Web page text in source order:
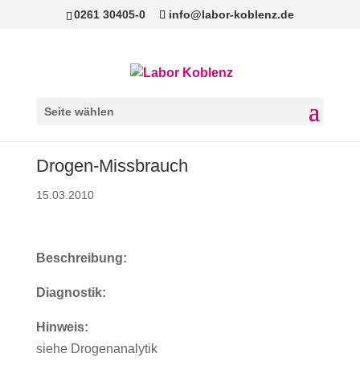
0261 30405-0 info@labor-koblenz.de
Seite wählen
Drogen-Missbrauch
15.03.2010
Beschreibung:
Diagnostik:
Hinweis:
siehe Drogenanalytik